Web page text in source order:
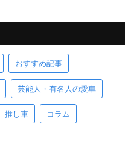
おすすめ記事
芸能人・有名人の愛車
推し車 コラム